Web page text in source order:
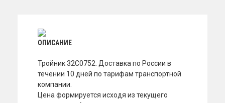
ОПИСАНИЕ
Тройник 32C0752. Доставка по России в
течении 10 дней по тарифам транспортной
компании.
Цена формируется исходя из текущего